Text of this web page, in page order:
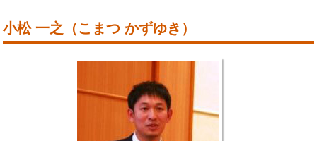
小松 一之（こまつ かずゆき）